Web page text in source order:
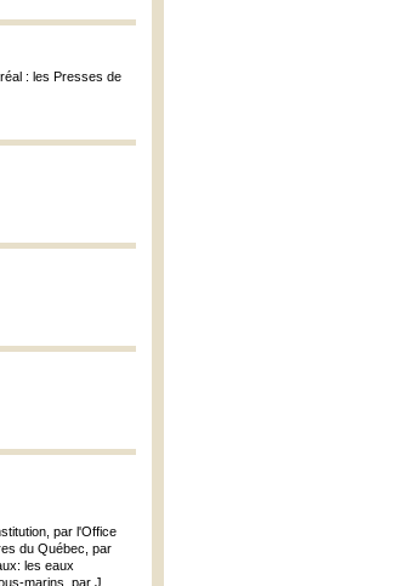
: les Presses de
par l'Office
du Québec, par
les eaux
marins, par J.